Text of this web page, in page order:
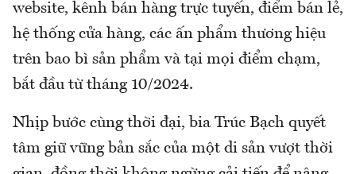
website, kênh bán hàng trực tuyến, điểm bán lẻ,
hệ thống cửa hàng, các ấn phẩm thương hiệu
trên bao bì sản phẩm và tại mọi điểm chạm,
bắt đầu từ tháng 10/2024.
Nhịp bước cùng thời đại, bia Trúc Bạch quyết
tâm giữ vững bản sắc của một di sản vượt thời